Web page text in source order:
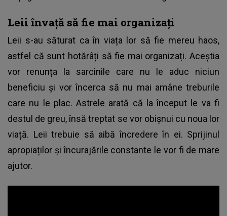
Leii învață să fie mai organizați
Leii s-au săturat ca în viața lor să fie mereu haos,
astfel că sunt hotărâți să fie mai organizați. Aceștia
vor renunța la sarcinile care nu le aduc niciun
beneficiu și vor încerca să nu mai amâne treburile
care nu le plac. Astrele arată că la început le va fi
destul de greu, însă treptat se vor obișnui cu noua lor
viață. Leii trebuie să aibă încredere în ei. Sprijinul
apropiaților și încurajările constante le vor fi de mare
ajutor.